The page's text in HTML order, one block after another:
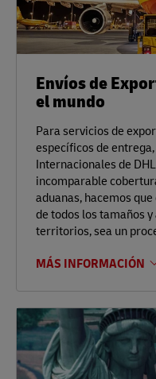
Envíos de
el mundo
Para servicios de
específicos de
Internacionales de
incomparable
aduanas, hacemos
de todos los tamaños
territorios, sea un
MÁS INFORMACIÓN